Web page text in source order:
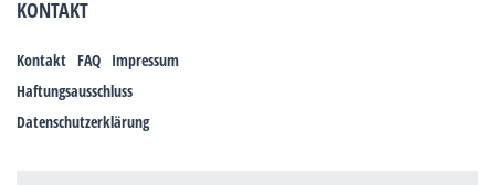
KONTAKT
Kontakt FAQ Impressum
Haftungsausschluss
Datenschutzerklärung